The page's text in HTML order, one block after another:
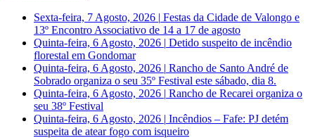
Sexta-feira, 7 Agosto, 2026 | Festas da Cidade de Valongo e
13º Encontro Associativo de 14 a 17 de agosto
Quinta-feira, 6 Agosto, 2026 | Detido suspeito de incêndio
florestal em Gondomar
Quinta-feira, 6 Agosto, 2026 | Rancho de Santo André de
Sobrado organiza o seu 35º Festival este sábado, dia 8.
Quinta-feira, 6 Agosto, 2026 | Rancho de Recarei organiza o
seu 38º Festival
Quinta-feira, 6 Agosto, 2026 | Incêndios – Fafe: PJ detém
suspeita de atear fogo com isqueiro